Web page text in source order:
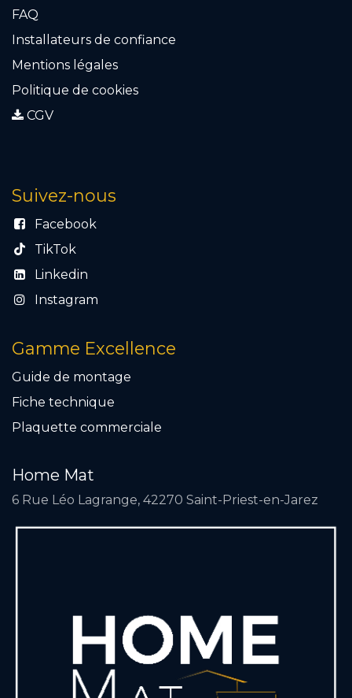
FAQ
Installateurs de confiance
Mention​s légales
Politique de cookies
CGV
Suivez-nous
Facebook
TikTok
Linkedin
Instagram
Gamme Excellence
Guide de montage
Fiche technique
Plaquette commercial e
Home Mat
6 Rue Léo Lagrange, 42270 Saint-Priest-en-Jarez